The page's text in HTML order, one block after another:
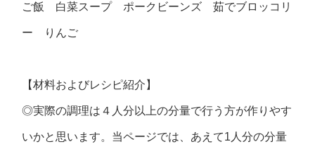
ご飯 白菜スープ ポークビーンズ 茹でブロッコリ
ー りんご
【材料およびレシピ紹介】
◎実際の調理は４人分以上の分量で行う方が作りやす
いかと思います。当ページでは、あえて1人分の分量